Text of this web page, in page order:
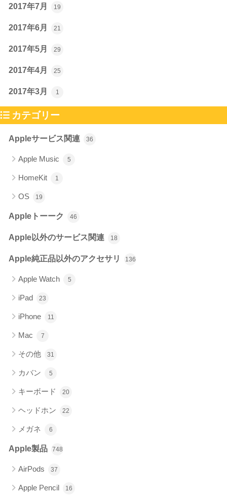
2017年7月 19
2017年6月 21
2017年5月 29
2017年4月 25
2017年3月 1
カテゴリー
Appleサービス関連 36
Apple Music 5
HomeKit 1
OS 19
Appleトーーク 46
Apple以外のサービス関連 18
Apple純正品以外のアクセサリ 136
Apple Watch 5
iPad 23
iPhone 11
Mac 7
その他 31
カバン 5
キーボード 20
ヘッドホン 22
メガネ 6
Apple製品 748
AirPods 37
Apple Pencil 16